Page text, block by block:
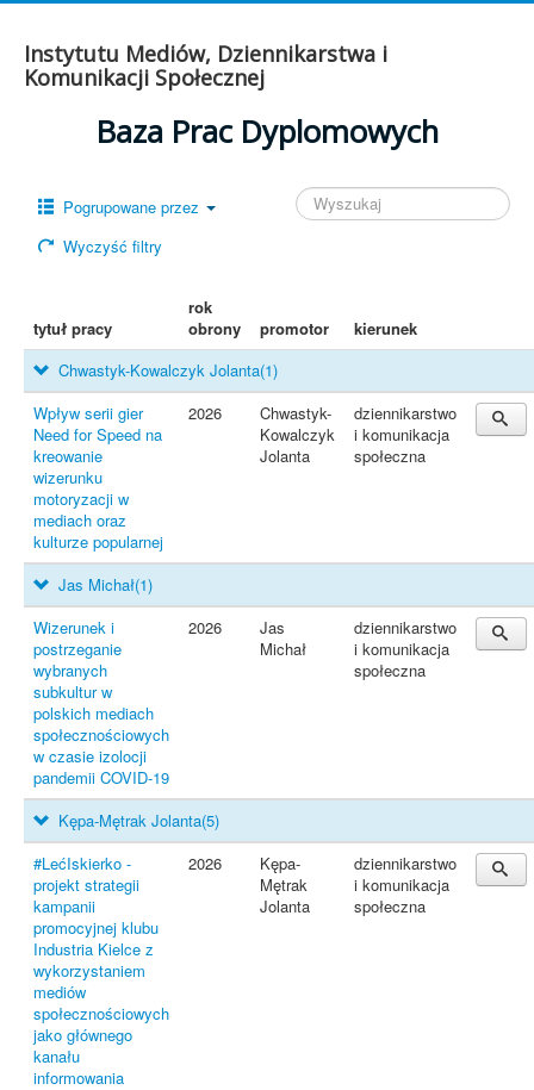
Instytutu Mediów, Dziennikarstwa i
Komunikacji Społecznej
Baza Prac Dyplomowych
Pogrupowane przez
Wyczyść filtry
tytuł pracy
rok
obrony
promotor kierunek
Chwastyk-Kowalczyk Jolanta(1)
Wpływ serii gier
Need for Speed na
kreowanie
wizerunku
motoryzacji w
mediach oraz
kulturze popularnej
2026
Chwastyk-
Kowalczyk
Jolanta
dziennikarstwo
i komunikacja
społeczna
Jas Michał(1)
Wizerunek i
postrzeganie
wybranych
subkultur w
polskich mediach
społecznościowych
w czasie izolocji
pandemii COVID-19
2026
Jas
Michał
dziennikarstwo
i komunikacja
społeczna
Kępa-Mętrak Jolanta(5)
#LećIskierko -
projekt strategii
kampanii
promocyjnej klubu
Industria Kielce z
wykorzystaniem
mediów
społecznościowych
jako głównego
kanału
informowania
2026
Kępa-
Mętrak
Jolanta
dziennikarstwo
i komunikacja
społeczna